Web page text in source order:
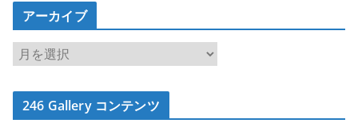
アーカイブ
ア
ー
カ
イ246 Gallery コンテンツ